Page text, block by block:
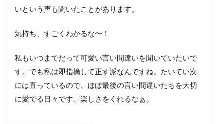
いという声も聞いたことがあります。
気持ち、すごくわかるな〜！
私もいつまでだって可愛い言い間違いを聞いていたいで
す。でも私は即指摘して正す派なんですね。たいてい次
には直っているので、ほぼ最後の言い間違いたちを大切
に愛でる日々です。楽しさをくれるなぁ。